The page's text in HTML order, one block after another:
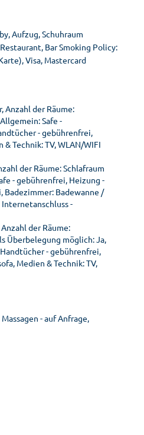
Aufzug, Schuhraum
Bar Smoking Policy:
Visa, Mastercard
Anzahl der Räume:
Safe -
- gebührenfrei,
Technik: TV, WLAN/WIFI
der Räume: Schlafraum
- gebührenfrei, Heizung -
Badewanne /
Internetanschluss -
der Räume:
Überbelegung möglich: Ja,
- gebührenfrei,
Medien & Technik: TV,
- auf Anfrage,